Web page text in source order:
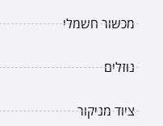
מכשור חשמלי
נוזלים
ציוד מניקור